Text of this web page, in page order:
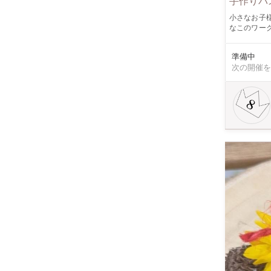
小さなお子
なこのワー
者様もご一緒にお楽しみくださ
す。 ここ
準備中
次の開催